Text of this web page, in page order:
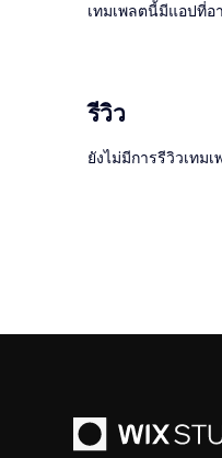
เทมเพลตนี้มีแอปที่อ
รีวิว
ยังไม่มีการรีวิวเทม